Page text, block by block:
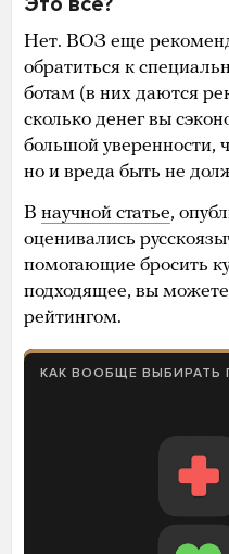
Нет. ВОЗ еще
обратиться к
ботам (в них даются
сколько денег вы
большой уверенности,
но и вреда быть не
В научной статье,
оценивались
помогающие бросить
подходящее, вы
рейтингом.
КАК ВООБЩЕ ВЫБИРАТЬ